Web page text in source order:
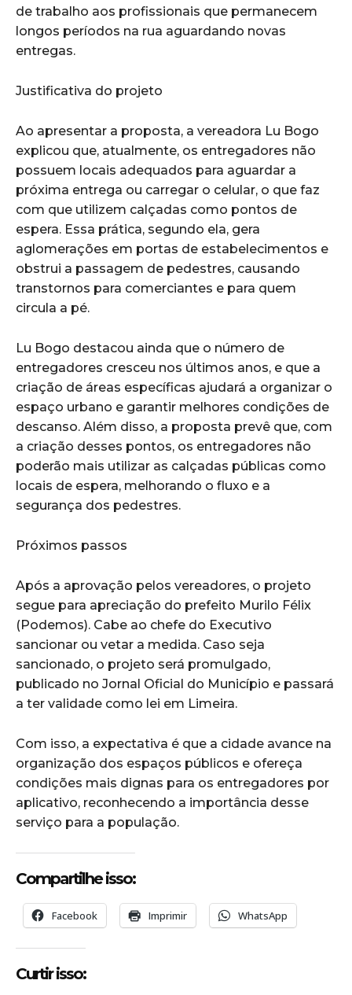
de trabalho aos profissionais que permanecem
longos períodos na rua aguardando novas
entregas.
Justificativa do projeto
Ao apresentar a proposta, a vereadora Lu Bogo
explicou que, atualmente, os entregadores não
possuem locais adequados para aguardar a
próxima entrega ou carregar o celular, o que faz
com que utilizem calçadas como pontos de
espera. Essa prática, segundo ela, gera
aglomerações em portas de estabelecimentos e
obstrui a passagem de pedestres, causando
transtornos para comerciantes e para quem
circula a pé.
Lu Bogo destacou ainda que o número de
entregadores cresceu nos últimos anos, e que a
criação de áreas específicas ajudará a organizar o
espaço urbano e garantir melhores condições de
descanso. Além disso, a proposta prevê que, com
a criação desses pontos, os entregadores não
poderão mais utilizar as calçadas públicas como
locais de espera, melhorando o fluxo e a
segurança dos pedestres.
Próximos passos
Após a aprovação pelos vereadores, o projeto
segue para apreciação do prefeito Murilo Félix
(Podemos). Cabe ao chefe do Executivo
sancionar ou vetar a medida. Caso seja
sancionado, o projeto será promulgado,
publicado no Jornal Oficial do Município e passará
a ter validade como lei em Limeira.
Com isso, a expectativa é que a cidade avance na
organização dos espaços públicos e ofereça
condições mais dignas para os entregadores por
aplicativo, reconhecendo a importância desse
serviço para a população.
Compartilhe isso:
Facebook Imprimir WhatsApp
Curtir isso: